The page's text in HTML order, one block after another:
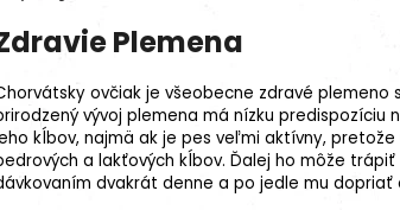
Plemena
ovčiak je všeobecne zdravé plemeno
vývoj plemena má nízku predispozíciu
kĺbov, najmä ak je pes veľmi aktívny,
a lakťových kĺbov. Ďalej ho môže
dvakrát denne a po jedle mu dopriať